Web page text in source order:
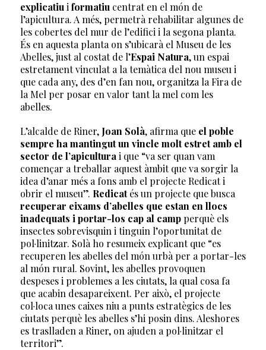
explicatiu i formatiu centrat en el món de
l’apicultura. A més, permetrà rehabilitar algunes de
les cobertes del mur de l’edifici i la segona planta.
És en aquesta planta on s’ubicarà el Museu de les
Abelles, just al costat de l’Espai Natura, un espai
estretament vinculat a la temàtica del nou museu i
que cada any, des d’en fan nou, organitza la Fira de
la Mel per posar en valor tant la mel com les
abelles.
L’alcalde de Riner, Joan Solà, afirma que el poble
sempre ha mantingut un vincle molt estret amb el
sector de l’apicultura i que “va ser quan vam
començar a treballar aquest àmbit que va sorgir la
idea d’anar més a fons amb el projecte Redicat i
obrir el museu”. Redicatés un projecte que busca
recuperar eixams d’abelles que estan en llocs
inadequats i portar-los cap al campperquè els
insectes sobrevisquin i tinguin l’oportunitat de
pol·linitzar. Solà ho resumeix explicant que “es
recuperen les abelles del món urbà per a portar-les
al món rural. Sovint, les abelles provoquen
despeses i problemes a les ciutats, la qual cosa fa
que acabin desapareixent. Per això, el projecte
col·loca unes caixes niu a punts estratègics de les
ciutats perquè les abelles s’hi posin dins. Aleshores
es traslladen a Riner, on ajuden a pol·linitzar el
territori”.